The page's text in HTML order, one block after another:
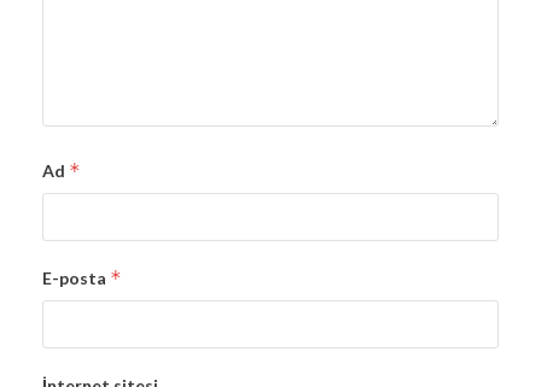
Ad *
E-posta *